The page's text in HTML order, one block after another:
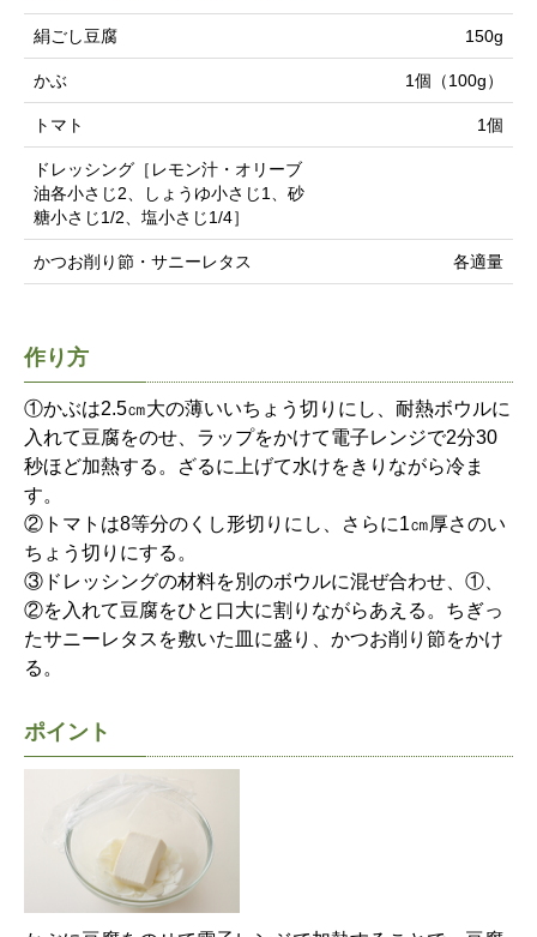
絹ごし豆腐 150g
かぶ 1個（100g）
トマト 1個
ドレッシング［レモン汁・オリーブ
油各小さじ2、しょうゆ小さじ1、砂
糖小さじ1/2、塩小さじ1/4］
かつお削り節・サニーレタス 各適量
作り方
①かぶは2.5㎝大の薄いいちょう切りにし、耐熱ボウルに
入れて豆腐をのせ、ラップをかけて電子レンジで2分30
秒ほど加熱する。ざるに上げて水けをきりながら冷ま
す。
②トマトは8等分のくし形切りにし、さらに1㎝厚さのい
ちょう切りにする。
③ドレッシングの材料を別のボウルに混ぜ合わせ、①、
②を入れて豆腐をひと口大に割りながらあえる。ちぎっ
たサニーレタスを敷いた皿に盛り、かつお削り節をかけ
る。
ポイント